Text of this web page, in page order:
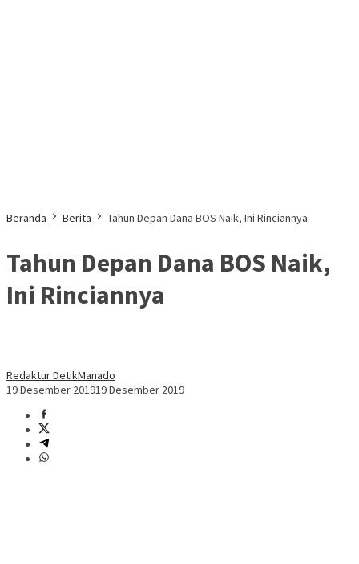
Beranda Berita Tahun Depan Dana BOS Naik, Ini Rinciannya
Tahun Depan Dana BOS Naik,
Ini Rinciannya
Redaktur DetikManado
19 Desember 201919 Desember 2019